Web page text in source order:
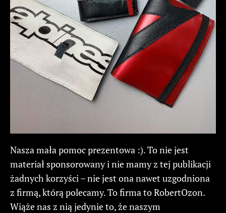
Nasza mała pomoc prezentowa :). To nie jest
materiał sponsorowany i nie mamy z tej publikacji
żadnych korzyści – nie jest ona nawet uzgodniona
z firmą, którą polecamy. To firma to RobertOzon.
Wiąże nas z nią jedynie to, że naszym